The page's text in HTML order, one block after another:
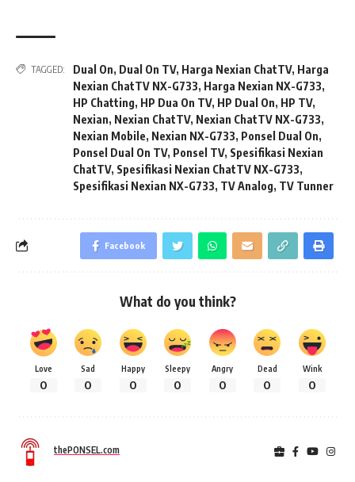
TAGGED: Dual On, Dual On TV, Harga Nexian ChatTV, Harga
Nexian ChatTV NX-G733, Harga Nexian NX-G733,
HP Chatting, HP Dua On TV, HP Dual On, HP TV,
Nexian, Nexian ChatTV, Nexian ChatTV NX-G733,
Nexian Mobile, Nexian NX-G733, Ponsel Dual On,
Ponsel Dual On TV, Ponsel TV, Spesifikasi Nexian
ChatTV, Spesifikasi Nexian ChatTV NX-G733,
Spesifikasi Nexian NX-G733, TV Analog, TV Tunner
Facebook
What do you think?
Love
0
Sad
0
Happy
0
Sleepy
0
Angry
0
Dead
0
Wink
0
thePONSEL.com